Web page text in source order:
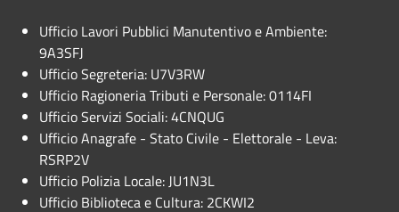
Ufficio Lavori Pubblici Manutentivo e Ambiente:
9A3SFJ
Ufficio Segreteria: U7V3RW
Ufficio Ragioneria Tributi e Personale: 0114FI
Ufficio Servizi Sociali: 4CNQUG
Ufficio Anagrafe - Stato Civile - Elettorale - Leva:
RSRP2V
Ufficio Polizia Locale: JU1N3L
Ufficio Biblioteca e Cultura: 2CKWI2